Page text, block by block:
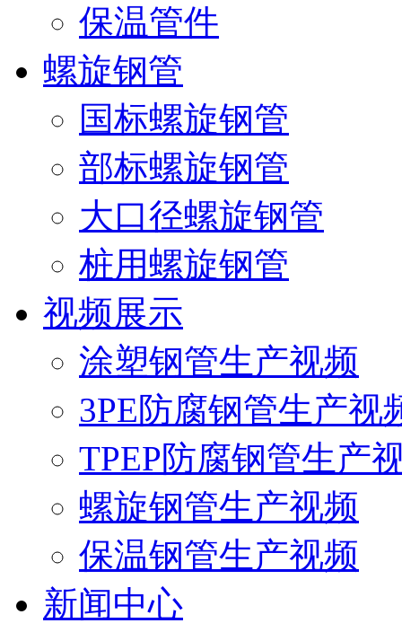
保温管件
螺旋钢管
国标螺旋钢管
部标螺旋钢管
大口径螺旋钢管
桩用螺旋钢管
视频展示
涂塑钢管生产视频
3PE防腐钢管生产视
TPEP防腐钢管生产
螺旋钢管生产视频
保温钢管生产视频
新闻中心